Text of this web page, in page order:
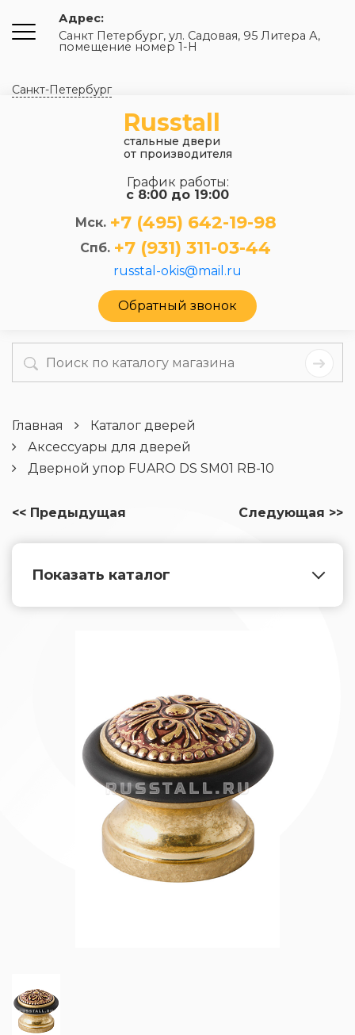
Адрес:
Санкт Петербург, ул. Садовая, 95 Литера А,
помещение номер 1-Н
Санкт-Петербург
Russtall
стальные двери
от производителя
График работы:
с 8:00 до 19:00
Мск. +7 (495) 642-19-98
Спб. +7 (931) 311-03-44
russtal-okis@mail.ru
Обратный звонок
Главная
Каталог дверей
Аксессуары для дверей
Дверной упор FUARO DS SM01 RB-10
<< Предыдущая Следующая >>
Показать каталог